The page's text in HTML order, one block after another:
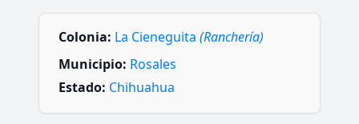
Colonia: La Cieneguita (Ranchería)
Municipio: Rosales
Estado: Chihuahua